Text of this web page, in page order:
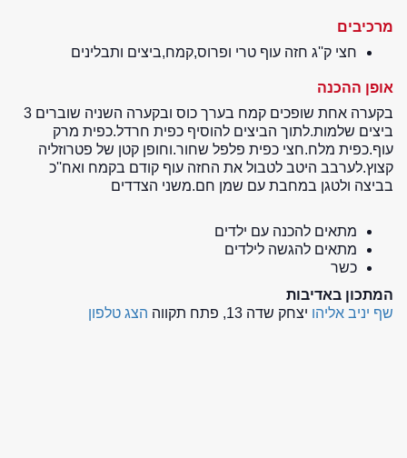
מרכיבים
חצי ק''ג חזה עוף טרי ופרוס,קמח,ביצים ותבלינים
אופן ההכנה
בקערה אחת שופכים קמח בערך כוס ובקערה השניה שוברים 3
ביצים שלמות.לתוך הביצים להוסיף כפית חרדל.כפית מרק
עוף.כפית מלח.חצי כפית פלפל שחור.וחופן קטן של פטרוזליה
קצוץ.לערבב היטב לטבול את החזה עוף קודם בקמח ואח''כ
בביצה ולטגן במחבת עם שמן חם.משני הצדדים
מתאים להכנה עם ילדים
מתאים להגשה לילדים
כשר
המתכון באדיבות
שף יניב אליהו יצחק שדה 13, פתח תקווה הצג טלפון